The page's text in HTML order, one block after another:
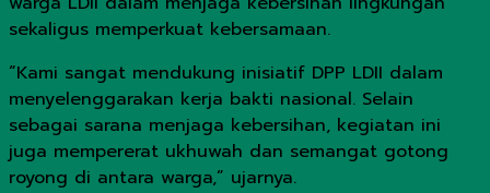
sekaligus memperkuat kebersamaan.
“Kami sangat mendukung inisiatif DPP LDII dalam
menyelenggarakan kerja bakti nasional. Selain
sebagai sarana menjaga kebersihan, kegiatan ini
juga mempererat ukhuwah dan semangat gotong
royong di antara warga,” ujarnya.